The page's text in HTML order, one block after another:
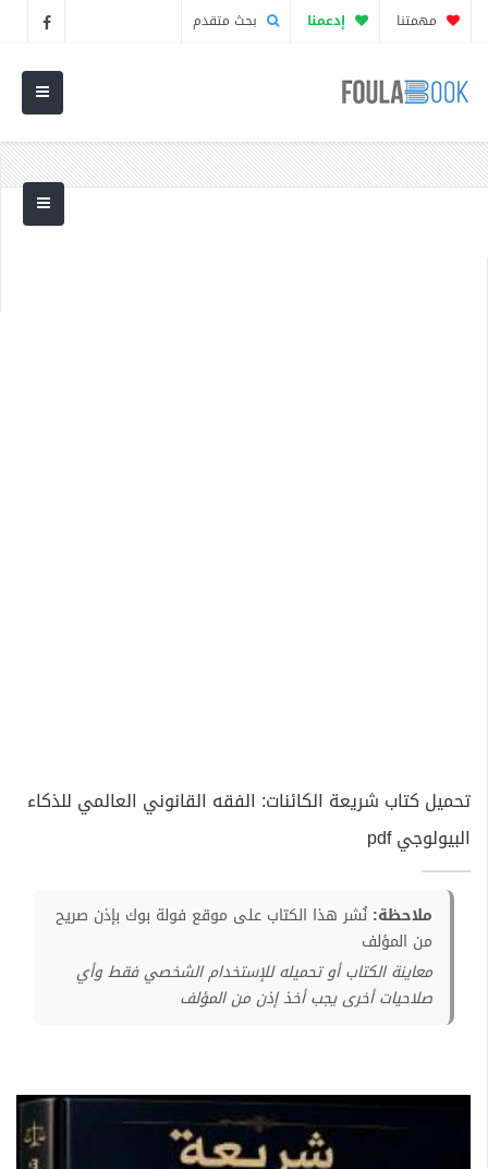
مهمتنا إدعمنا بحث متقدم
تحميل كتاب شريعة الكائنات: الفقه القانوني العالمي للذكاء
البيولوجي pdf
ملاحظة: نُشر هذا الكتاب على موقع فولة بوك بإذن صريح
من المؤلف
معاينة الكتاب أو تحميله للإستخدام الشخصي فقط وأي
صلاحيات أخرى يجب أخذ إذن من المؤلف